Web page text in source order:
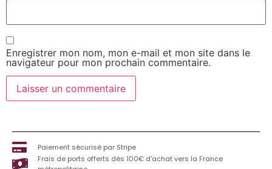
Enregistrer mon nom, mon e-mail et mon site dans le
navigateur pour mon prochain commentaire.
Paiement sécurisé par Stripe
Frais de ports offerts dès 100€ d'achat vers la France